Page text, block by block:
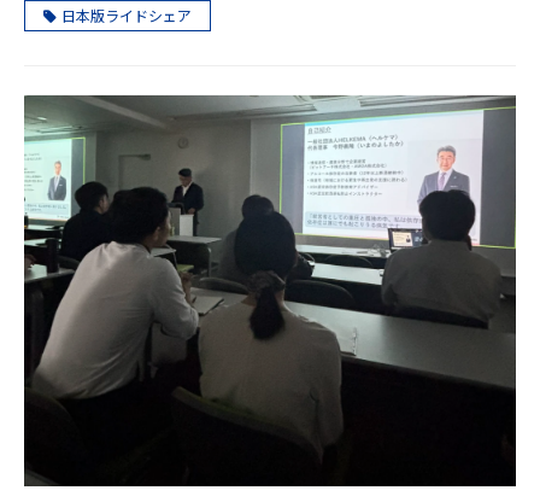
日本版ライドシェア